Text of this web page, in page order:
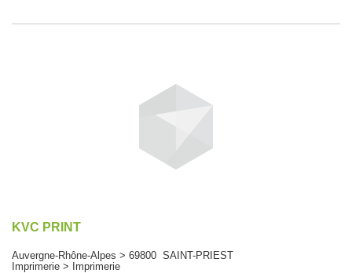
KVC PRINT
Auvergne-Rhône-Alpes > 69800 SAINT-PRIEST
Imprimerie > Imprimerie